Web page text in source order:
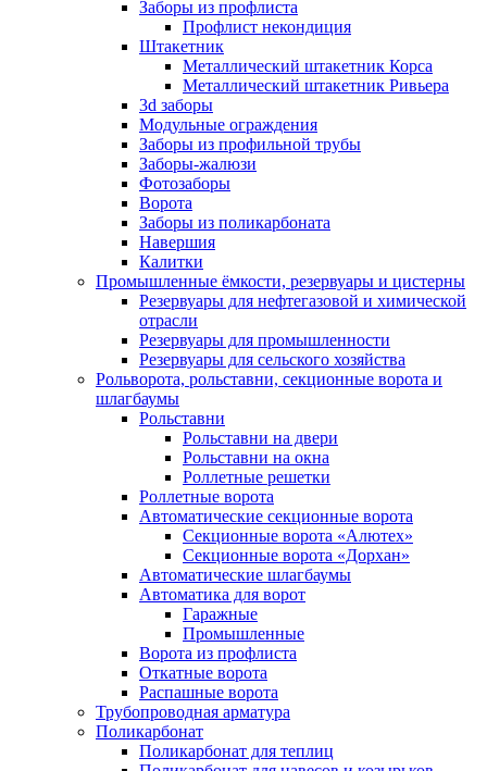
Заборы из профлиста
Профлист некондиция
Штакетник
Металлический штакетник Корса
Металлический штакетник Ривьера
3d заборы
Модульные ограждения
Заборы из профильной трубы
Заборы-жалюзи
Фотозаборы
Ворота
Заборы из поликарбоната
Навершия
Калитки
Промышленные ёмкости, резервуары и цистерны
Резервуары для нефтегазовой и химической
отрасли
Резервуары для промышленности
Резервуары для сельского хозяйства
Рольворота, рольставни, секционные ворота и
шлагбаумы
Рольставни
Рольставни на двери
Рольставни на окна
Роллетные решетки
Роллетные ворота
Автоматические секционные ворота
Секционные ворота «Алютех»
Секционные ворота «Дорхан»
Автоматические шлагбаумы
Автоматика для ворот
Гаражные
Промышленные
Ворота из профлиста
Откатные ворота
Распашные ворота
Трубопроводная арматура
Поликарбонат
Поликарбонат для теплиц